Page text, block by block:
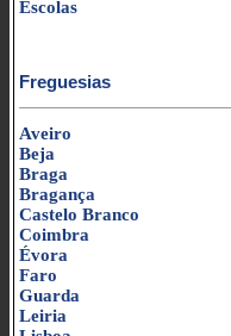
Escolas
Freguesias
Aveiro
Beja
Braga
Bragança
Castelo Branco
Coimbra
Évora
Faro
Guarda
Leiria